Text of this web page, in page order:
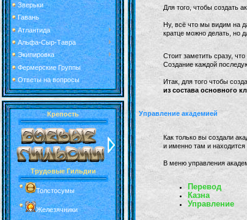
Зверьки
Гавань
Атлантида
Альфа-Сыр-Тавра
Экипировка
Фермерские Группы
Ответы на вопросы
Крепость
Трудовые Гильдии
Толстосумы
Железячники
Для того, чтобы создать
Ну, всё что мы видим на
кратце можно делать, но
Стоит заметить сразу, что
Создание каждой
Итак, для того чтобы
из состава основного
Управление академией
Как только вы создали
и именно там и находится
В меню управления
Перевод
Казна
Управление